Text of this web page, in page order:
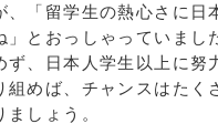
、「留学生の熱心さに日
」とおっしゃっていまし
ず、日本人学生以上に努
組めば、チャンスはたく
しょう。